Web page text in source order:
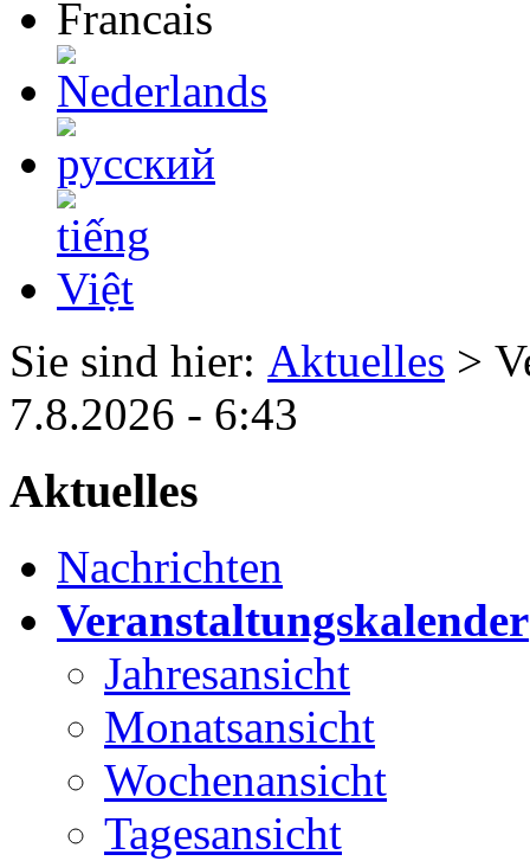
Sie sind hier: Aktuelles >
7.8.2026 - 6:43
Aktuelles
Nachrichten
Veranstaltungskalender
Jahresansicht
Monatsansicht
Wochenansicht
Tagesansicht